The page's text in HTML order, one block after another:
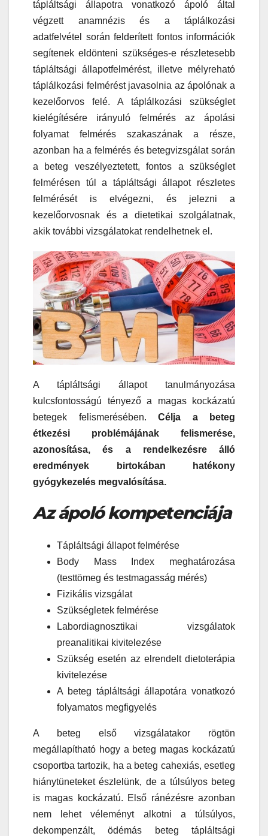
tápláltsági állapotra vonatkozó ápoló által
végzett anamnézis és a táplálkozási
adatfelvétel során felderített fontos információk
segítenek eldönteni szükséges-e részletesebb
tápláltsági állapotfelmérést, illetve mélyreható
táplálkozási felmérést javasolnia az ápolónak a
kezelőorvos felé. A táplálkozási szükséglet
kielégítésére irányuló felmérés az ápolási
folyamat felmérés szakaszának a része,
azonban ha a felmérés és betegvizsgálat során
a beteg veszélyeztetett, fontos a szükséglet
felmérésen túl a tápláltsági állapot részletes
felmérését is elvégezni, és jelezni a
kezelőorvosnak és a dietetikai szolgálatnak,
akik további vizsgálatokat rendelhetnek el.
A tápláltsági állapot tanulmányozása
kulcsfontosságú tényező a magas kockázatú
betegek felismerésében. Célja a beteg
étkezési problémájának felismerése,
azonosítása, és a rendelkezésre álló
eredmények birtokában hatékony
gyógykezelés megvalósítása.
Az ápoló kompetenciája
Tápláltsági állapot felmérése
Body Mass Index meghatározása
(testtömeg és testmagasság mérés)
Fizikális vizsgálat
Szükségletek felmérése
Labordiagnosztikai vizsgálatok
preanalitikai kivitelezése
Szükség esetén az elrendelt dietoterápia
kivitelezése
A beteg tápláltsági állapotára vonatkozó
folyamatos megfigyelés
A beteg első vizsgálatakor rögtön
megállapítható hogy a beteg magas kockázatú
csoportba tartozik, ha a beteg cahexiás, esetleg
hiánytüneteket észlelünk, de a túlsúlyos beteg
is magas kockázatú. Első ránézésre azonban
nem lehet véleményt alkotni a túlsúlyos,
dekompenzált, ödémás beteg tápláltsági